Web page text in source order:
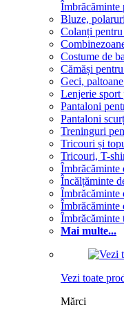
Îmbrăcăminte
Bluze,
Colanți
Costume de
Cămăși
Geci,
Lenjerie sport
Pantaloni
Pantaloni
Treninguri
Tricouri și
Tricouri, T-
Îmbrăcăminte
Încălțăminte
Îmbrăcăminte
Îmbrăcăminte
Îmbrăcăminte
Mai multe...
Vezi toate
Mărci